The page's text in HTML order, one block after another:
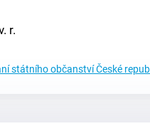
r.
státního občanství České